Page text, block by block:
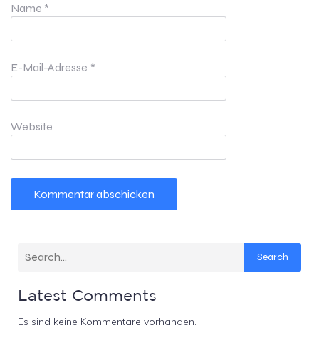
Name *
E-Mail-Adresse *
Website
Search
Latest Comments
Es sind keine Kommentare vorhanden.